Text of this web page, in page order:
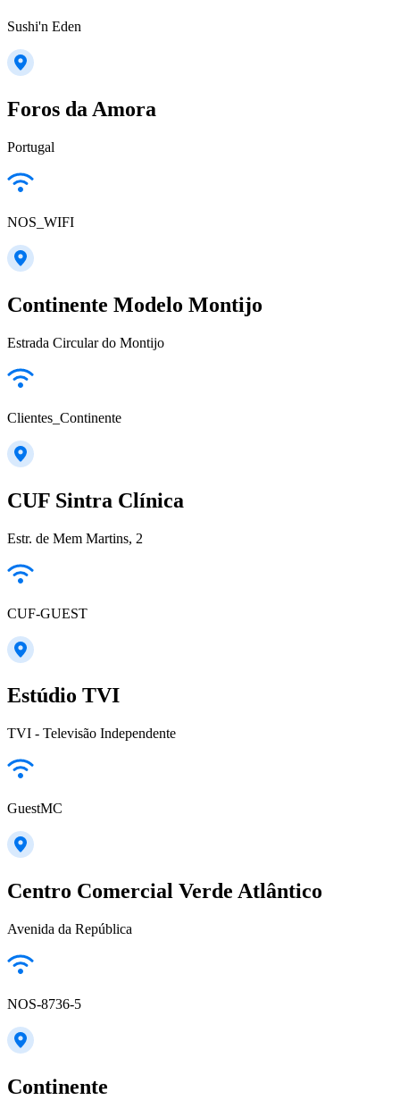
Sushi'n Eden
Foros da Amora
Portugal
NOS_WIFI
Continente Modelo Montijo
Estrada Circular do Montijo
Clientes_Continente
CUF Sintra Clínica
Estr. de Mem Martins, 2
CUF-GUEST
Estúdio TVI
TVI - Televisão Independente
GuestMC
Centro Comercial Verde Atlântico
Avenida da República
NOS-8736-5
Continente